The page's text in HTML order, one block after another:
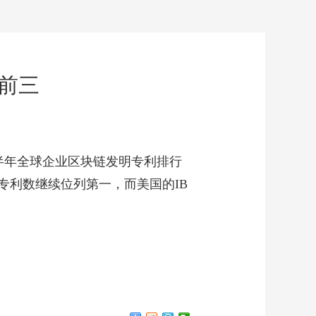
三
年全球企业区块链发明专利排行
利数继续位列第一，而美国的IB